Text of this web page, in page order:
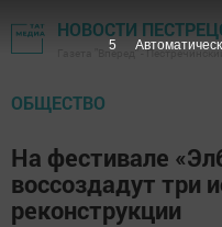
НОВОСТИ
Газета "Вперед" -
ОБЩЕСТВО
На фестивале
воссоздадут три
реконструкции
3